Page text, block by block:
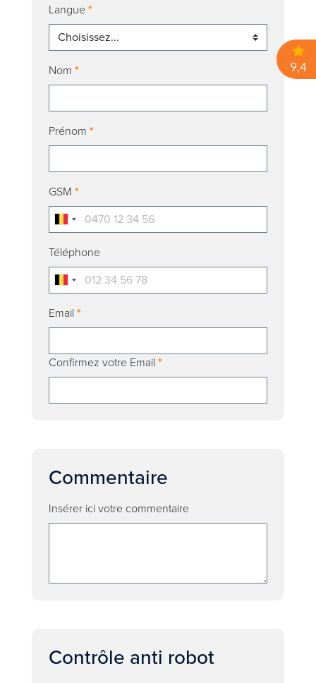
Langue*
Nom *
Prénom *
GSM *
Téléphone
Email*
Confirmez votre Email*
Commentaire
Insérer ici votre commentaire
Contrôle anti robot